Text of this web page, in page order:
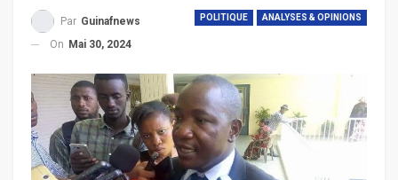
POLITIQUE ANALYSES & OPINIONS
Par Guinafnews
On Mai 30, 2024